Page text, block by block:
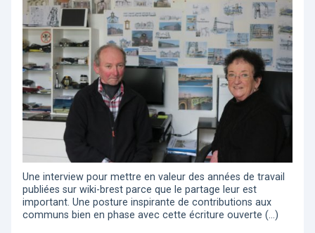
Une interview pour mettre en valeur des années de travail
publiées sur wiki-brest parce que le partage leur est
important. Une posture inspirante de contributions aux
communs bien en phase avec cette écriture ouverte (…)